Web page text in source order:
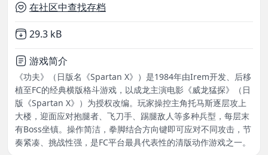
在社区中查找存档
Not downloaded
29.3 kB
游戏简介
《功夫》（日版名《Spartan X》）是1984年由Irem开发、后移
植至FC的经典横版格斗游戏，以成龙主演电影《威龙猛探》（日
版《Spartan X》）为授权改编。玩家操控主角托马斯逐层攻上
大楼，迎面应对抱腿者、飞刀手、踢腿敌人等多种兵型，每层末
有Boss坐镇。操作简洁，拳脚结合方向键即可应对不同攻击，节
奏紧凑、挑战性强，是FC平台最具代表性的清版动作游戏之一。